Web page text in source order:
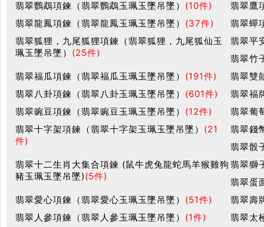
翡翠鸚鵡項鍊（翡翠鸚鵡玉珮玉墜吊墜） (10件)
翡翠鷹
翡翠龍鳳項鍊（翡翠龍鳳玉珮玉墜吊墜） (37件)
翡翠蟬
翡翠狐狸，九尾狐狸項鍊（翡翠狐狸，九尾狐仙玉
珮玉墜吊墜） (25件)
翡翠平
翡翠竹
翡翠福瓜項鍊（翡翠福瓜玉珮玉墜吊墜） (191件)
翡翠雙
翡翠八卦項鍊（翡翠八卦玉珮玉墜吊墜） (601件)
翡翠福
翡翠豌豆項鍊（翡翠豌豆玉珮玉墜吊墜） (12件)
翡翠葡
翡翠十字架項鍊（翡翠十字架玉珮玉墜吊墜） (21
件)
翡翠錢
翡翠骰
翡翠十二生肖大集合項鍊 (鼠牛虎兔龍蛇馬羊猴雞狗
豬玉珮玉墜吊墜)(5件)
翡翠獅
翡翠蛋
翡翠愛心項鍊（翡翠愛心玉珮玉墜吊墜） (51件)
翡翠壽
翡翠人參項鍊（翡翠人參玉珮玉墜吊墜） (1件)
翡翠太